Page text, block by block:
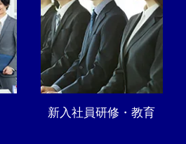
新入社員研修・教育